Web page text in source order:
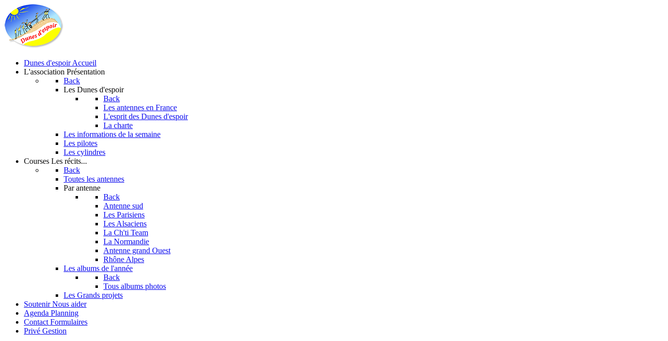
Dunes d'espoir Accueil
L'association Présentation
Back
Les Dunes d'espoir
Back
Les antennes en France
L'esprit des Dunes d'espoir
La charte
Les informations de la semaine
Les pilotes
Les cylindres
Courses Les récits...
Back
Toutes les antennes
Par antenne
Back
Antenne sud
Les Parisiens
Les Alsaciens
La Ch'ti Team
La Normandie
Antenne grand Ouest
Rhône Alpes
Les albums de l'année
Back
Tous albums photos
Les Grands projets
Soutenir Nous aider
Agenda Planning
Contact Formulaires
Privé Gestion